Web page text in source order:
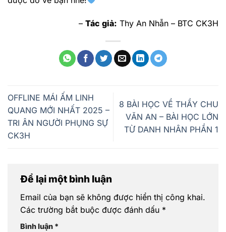
– Tác giả: Thy An Nhẫn – BTC CK3H
OFFLINE MÁI ẤM LINH
QUANG MỚI NHẤT 2025 –
TRI ÂN NGƯỜI PHỤNG SỰ
CK3H
8 BÀI HỌC VỀ THẦY CHU
VĂN AN – BÀI HỌC LỚN
TỪ DANH NHÂN PHẦN 1
Để lại một bình luận
Email của bạn sẽ không được hiển thị công khai.
Các trường bắt buộc được đánh dấu *
Bình luận *